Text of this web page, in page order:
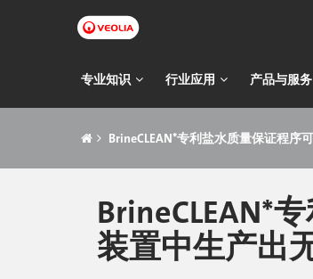
内
主
导
航
专业知识 行业应用 产品与服务
迹
航
BrineCLEAN*专利盐水质量保证程
BrineCLEAN*
装置中生产出